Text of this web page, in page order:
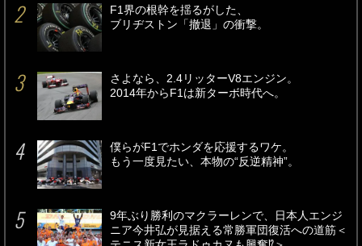
F1界の根幹を揺るがした、
ブリヂストン「撤退」の衝撃。
さよなら、2.4リッターV8エンジン。
2014年からF1は新ターボ時代へ。
僕らがF1でホンダを応援するワケ。
もう一度見たい、本物の“反逆精神”。
9年ぶり勝利のマクラーレンで、日本人エンジ
ニア今井弘が見据える常勝軍団復活への道筋＜